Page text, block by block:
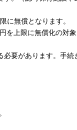
に無償となります。
を上限に無償化の対
必要があります。手続